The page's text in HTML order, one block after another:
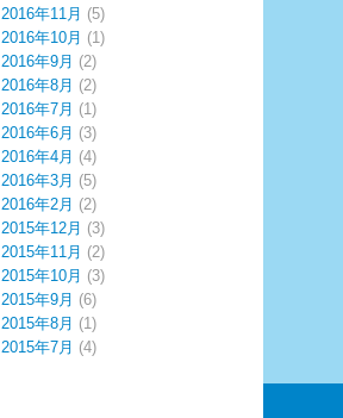
2016年11月 (5)
2016年10月 (1)
2016年9月 (2)
2016年8月 (2)
2016年7月 (1)
2016年6月 (3)
2016年4月 (4)
2016年3月 (5)
2016年2月 (2)
2015年12月 (3)
2015年11月 (2)
2015年10月 (3)
2015年9月 (6)
2015年8月 (1)
2015年7月 (4)